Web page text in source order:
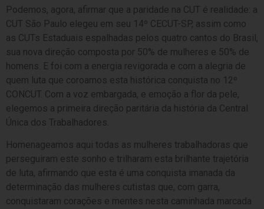
Podemos, agora, afirmar que a paridade na CUT é realidade: a
CUT São Paulo elegeu em seu 14º CECUT-SP, assim como
as CUTs Estaduais espalhadas pelos quatro cantos do Brasil,
sua nova direção composta por 50% de mulheres e 50% de
homens. E foi com a energia revigorada e com a alegria de
quem luta que coroamos esta histórica conquista no 12º
CONCUT. Com a voz embargada, e emoção a flor da pele,
elegemos a primeira direção paritária da história da Central
Única dos Trabalhadores.
Homenageamos aqui todas as mulheres trabalhadoras que
perseguiram este sonho e trilharam esta brilhante trajetória
de luta, afirmando que esta é uma conquista imanada da
determinação das mulheres cutistas que, com garra,
conquistaram corações e mentes nesta caminhada marcada